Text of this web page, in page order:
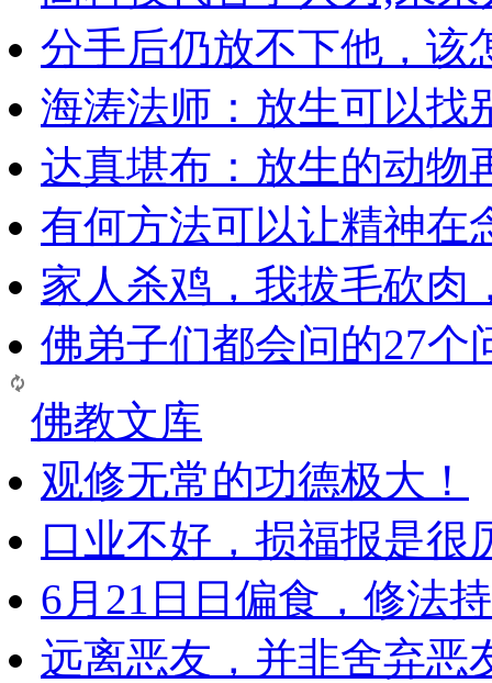
分手后仍放不下他，该
海涛法师：放生可以找
达真堪布：放生的动物
有何方法可以让精神在
家人杀鸡，我拔毛砍肉
佛弟子们都会问的27个
佛教文库
观修无常的功德极大！
口业不好，损福报是很
6月21日日偏食，修法
远离恶友，并非舍弃恶